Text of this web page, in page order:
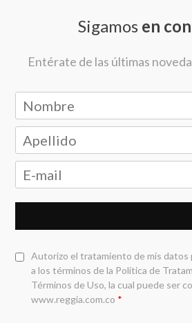
Sigamos en
Entérate de las últimas
Autorizo el tratamiento de mis datos
a los términos de la Política de
Términos de Uso, la cual puede ser
www.reggia.com.co *